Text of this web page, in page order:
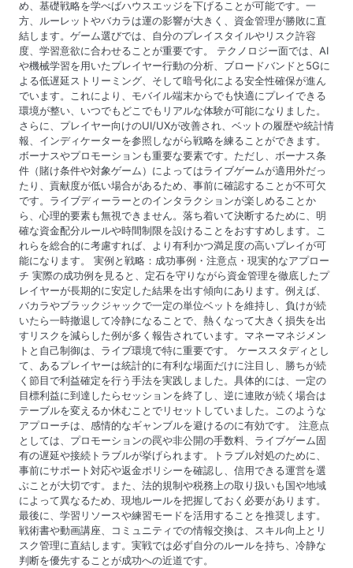
め、基礎戦略を学べばハウスエッジを下げることが可能です。一
方、ルーレットやバカラは運の影響が大きく、資金管理が勝敗に直
結します。ゲーム選びでは、自分のプレイスタイルやリスク許容
度、学習意欲に合わせることが重要です。 テクノロジー面では、AI
や機械学習を用いたプレイヤー行動の分析、ブロードバンドと5Gに
よる低遅延ストリーミング、そして暗号化による安全性確保が進ん
でいます。これにより、モバイル端末からでも快適にプレイできる
環境が整い、いつでもどこでもリアルな体験が可能になりました。
さらに、プレイヤー向けのUI/UXが改善され、ベットの履歴や統計情
報、インディケーターを参照しながら戦略を練ることができます。
ボーナスやプロモーションも重要な要素です。ただし、ボーナス条
件（賭け条件や対象ゲーム）によってはライブゲームが適用外だっ
たり、貢献度が低い場合があるため、事前に確認することが不可欠
です。ライブディーラーとのインタラクションが楽しめることか
ら、心理的要素も無視できません。落ち着いて決断するために、明
確な資金配分ルールや時間制限を設けることをおすすめします。こ
れらを総合的に考慮すれば、より有利かつ満足度の高いプレイが可
能になります。 実例と戦略：成功事例・注意点・現実的なアプロー
チ 実際の成功例を見ると、定石を守りながら資金管理を徹底したプ
レイヤーが長期的に安定した結果を出す傾向にあります。例えば、
バカラやブラックジャックで一定の単位ベットを維持し、負けが続
いたら一時撤退して冷静になることで、熱くなって大きく損失を出
すリスクを減らした例が多く報告されています。マネーマネジメン
トと自己制御は、ライブ環境で特に重要です。 ケーススタディとし
て、あるプレイヤーは統計的に有利な場面だけに注目し、勝ちが続
く節目で利益確定を行う手法を実践しました。具体的には、一定の
目標利益に到達したらセッションを終了し、逆に連敗が続く場合は
テーブルを変えるか休むことでリセットしていました。このような
アプローチは、感情的なギャンブルを避けるのに有効です。 注意点
としては、プロモーションの罠や非公開の手数料、ライブゲーム固
有の遅延や接続トラブルが挙げられます。トラブル対処のために、
事前にサポート対応や返金ポリシーを確認し、信用できる運営を選
ぶことが大切です。また、法的規制や税務上の取り扱いも国や地域
によって異なるため、現地ルールを把握しておく必要があります。
最後に、学習リソースや練習モードを活用することを推奨します。
戦術書や動画講座、コミュニティでの情報交換は、スキル向上とリ
スク管理に直結します。実戦では必ず自分のルールを持ち、冷静な
判断を優先することが成功への近道です。